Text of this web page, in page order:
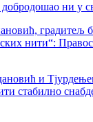
добродошао ни у
градитељ
нити“:
и
стабилно